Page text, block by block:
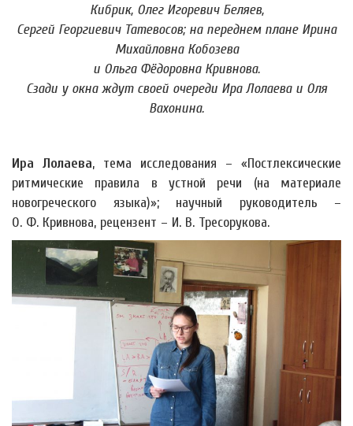
Кибрик, Олег Игоревич Беляев,
Сергей Георгиевич Татевосов; на переднем плане Ирина
Михайловна Кобозева
и Ольга Фёдоровна Кривнова.
Сзади у окна ждут своей очереди Ира Лолаева и Оля
Вахонина.
Ира Лолаева, тема исследования – «Постлексические
ритмические правила в устной речи (на материале
новогреческого языка)»; научный руководитель –
О. Ф. Кривнова, рецензент – И. В. Тресорукова.